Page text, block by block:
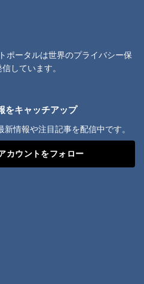
ポータルは世界のプライバシー保
しています。
キャッチアップ
情報や注目記事を配信中です。
カウントをフォロー